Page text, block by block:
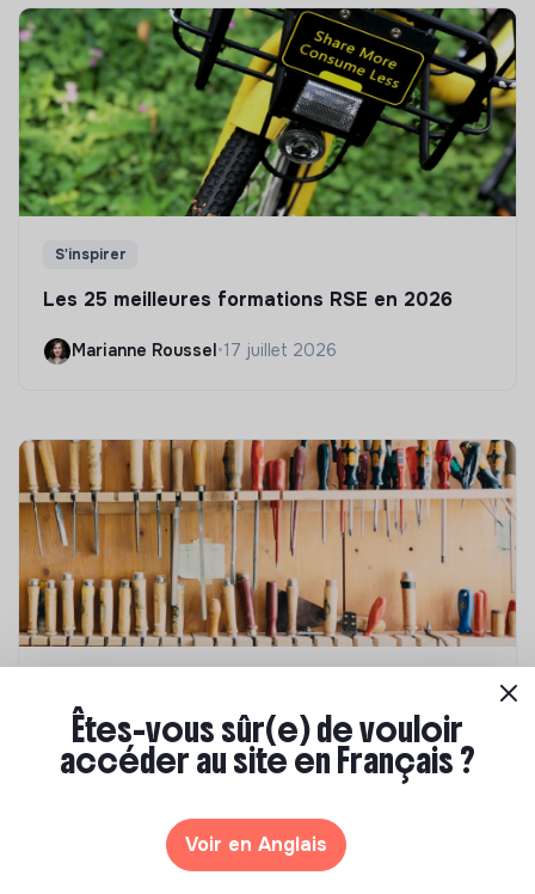
S'inspirer
Les 25 meilleures formations RSE en 2026
Marianne Roussel •17 juillet 2026
Comment se former à la transition écologique
Êtes-vous sûr(e) de vouloir
accéder au site en Français ?
Voir en Anglais